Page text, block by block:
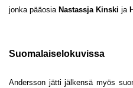
jonka pääosia Nastassja Kinski ja
Suomalaiselokuvissa
Andersson jätti jälkensä myös